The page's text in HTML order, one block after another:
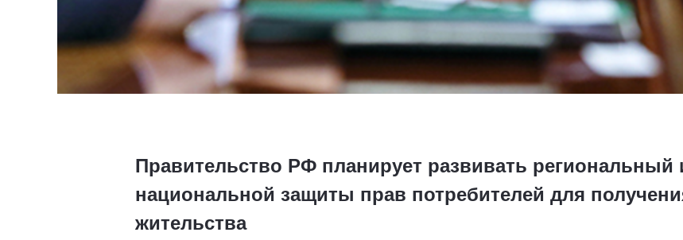
Правительство РФ планирует развивать
национальной защиты прав потребителей для
жительства